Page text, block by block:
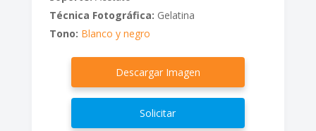
Técnica Fotográfica: Gelatina
Tono: Blanco y negro
Descargar Imagen
Solicitar